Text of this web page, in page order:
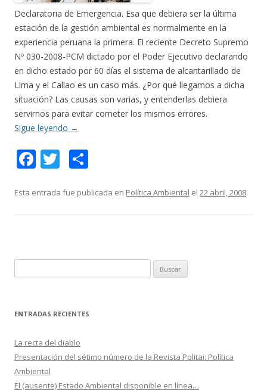
Declaratoria de Emergencia. Esa que debiera ser la última
estación de la gestión ambiental es normalmente en la
experiencia peruana la primera. El reciente Decreto Supremo
Nº 030-2008-PCM dictado por el Poder Ejecutivo declarando
en dicho estado por 60 días el sistema de alcantarillado de
Lima y el Callao es un caso más. ¿Por qué llegamos a dicha
situación? Las causas son varias, y entenderlas debiera
servirnos para evitar cometer los mismos errores.
Sigue leyendo →
F
e
o
k
T
itt m
ti
r
Esta entrada fue publicada en Política Ambiental el 22 abril, 2008.
u
c
r
:
ENTRADAS RECIENTES
La recta del diablo
Presentación del sétimo número de la Revista Politai: Política
Ambiental
El (ausente) Estado Ambiental disponible en línea…